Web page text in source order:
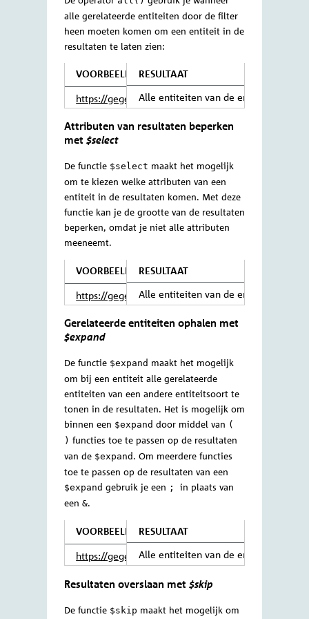
RESULTAAT
Alle entiteiten van de
VOORBEELD
https://
eq false and year(Geboortedatum) le
Filteren met$filter
entiteiten
Als een entiteit een relatie heeft
met entiteiten van een andere
entiteit gefilterd worden op basis van de
waardes van attributen van de
gerelateerde entiteitsoort. In de
voorbeelden hieronder kan je zien hoe dat
werkt.
Bij op-één-relaties kan er gefilterd worden
door in de functie$filter met een
verwijzen naar de gerelateerde
entiteitsoort en het attribuut:
RESULTAAT
Alle entiteiten van de
VOORBEELD
https://
OData/v4/2.0/
Verwijderd eq false and TotEnMet eq
and Fractiezetel/ Fractie/
Bij op-veel-relaties kan er gefilterd worden
door in de functie$filtergebruik te
maken van de operatorenany()
all().
De operator
gebruik je wanneer
één van de gerelateerde entiteiten door
de filter heen moet komen om een
entiteit in de resultaten te laten zien:
RESULTAAT
VOORBEELD